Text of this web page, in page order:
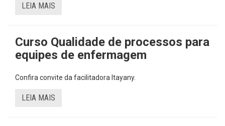
LEIA MAIS
Curso Qualidade de processos para
equipes de enfermagem
Confira convite da facilitadora Itayany.
LEIA MAIS